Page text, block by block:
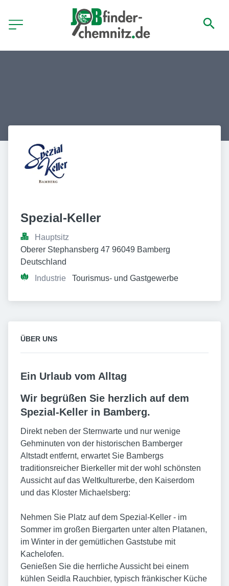
Spezial-Keller
Hauptsitz
Oberer Stephansberg 47 96049 Bamberg
Deutschland
Industrie
Tourismus- und Gastgewerbe
ÜBER UNS
Ein Urlaub vom Alltag
Wir begrüßen Sie herzlich auf dem
Spezial-Keller in Bamberg.
Direkt neben der Sternwarte und nur wenige
Gehminuten von der historischen Bamberger
Altstadt entfernt, erwartet Sie Bambergs
traditionsreicher Bierkeller mit der wohl schönsten
Aussicht auf das Weltkulturerbe, den Kaiserdom
und das Kloster Michaelsberg:
Nehmen Sie Platz auf dem Spezial-Keller - im
Sommer im großen Biergarten unter alten Platanen,
im Winter in der gemütlichen Gaststube mit
Kachelofen.
Genießen Sie die herrliche Aussicht bei einem
kühlen Seidla Rauchbier, typisch fränkischer Küche